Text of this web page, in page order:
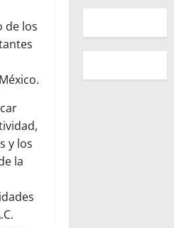
de los
y los
la